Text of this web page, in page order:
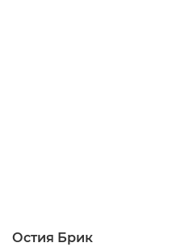
Остия Брик